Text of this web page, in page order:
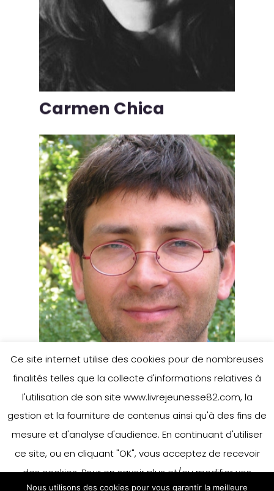
Carmen Chica
Benoît Charlat
Ce site internet utilise des cookies pour de nombreuses
finalités telles que la collecte d'informations relatives à
l'utilisation de son site www.livrejeunesse82.com, la
gestion et la fourniture de contenus ainsi qu'à des fins de
mesure et d'analyse d'audience. En continuant d'utiliser
ce site, ou en cliquant "OK", vous acceptez de recevoir
des cookies. Pour en savoir plus et/ou modifier vos
Nous utilisons des cookies pour vous garantir la meilleure